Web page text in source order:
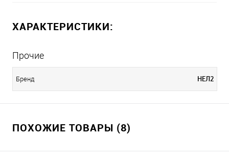
ХАРАКТЕРИСТИКИ:
Прочие
Бренд НЕЛ2
ПОХОЖИЕ ТОВАРЫ (8)